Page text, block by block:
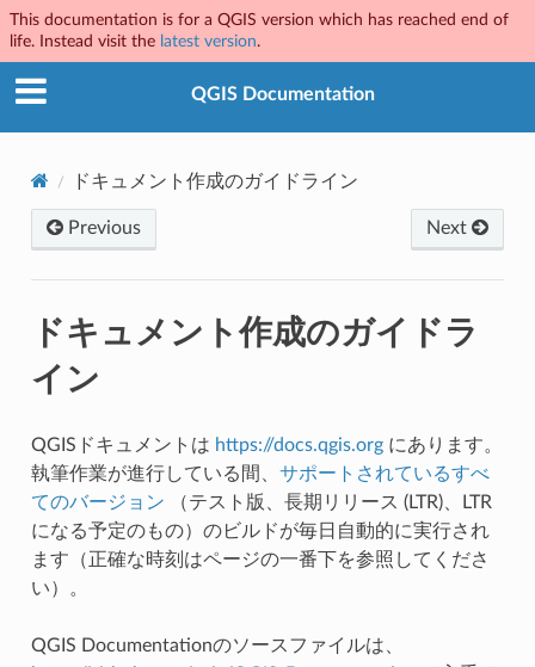
This documentation is for a QGIS version which has reached end of
life. Instead visit the latest version.
QGIS Documentation
ドキュメント作成のガイドライン
Previous Next
ドキュメント作成のガイドラ
イン
QGISドキュメントは https://docs.qgis.orgにあります。
執筆作業が進行している間、 サポートされているすべ
てのバージョン （テスト版、長期リリース (LTR)、LTR
になる予定のもの）のビルドが毎日自動的に実行され
ます（正確な時刻はページの一番下を参照してくださ
い）。
QGIS Documentationのソースファイルは、